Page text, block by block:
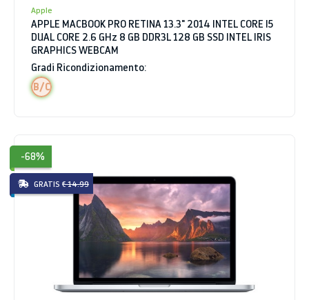
Apple
APPLE MACBOOK PRO RETINA 13.3" 2014 INTEL CORE I5
DUAL CORE 2.6 GHz 8 GB DDR3L 128 GB SSD INTEL IRIS
GRAPHICS WEBCAM
Gradi Ricondizionamento:
B/C
-68%
GRATIS € 14.99